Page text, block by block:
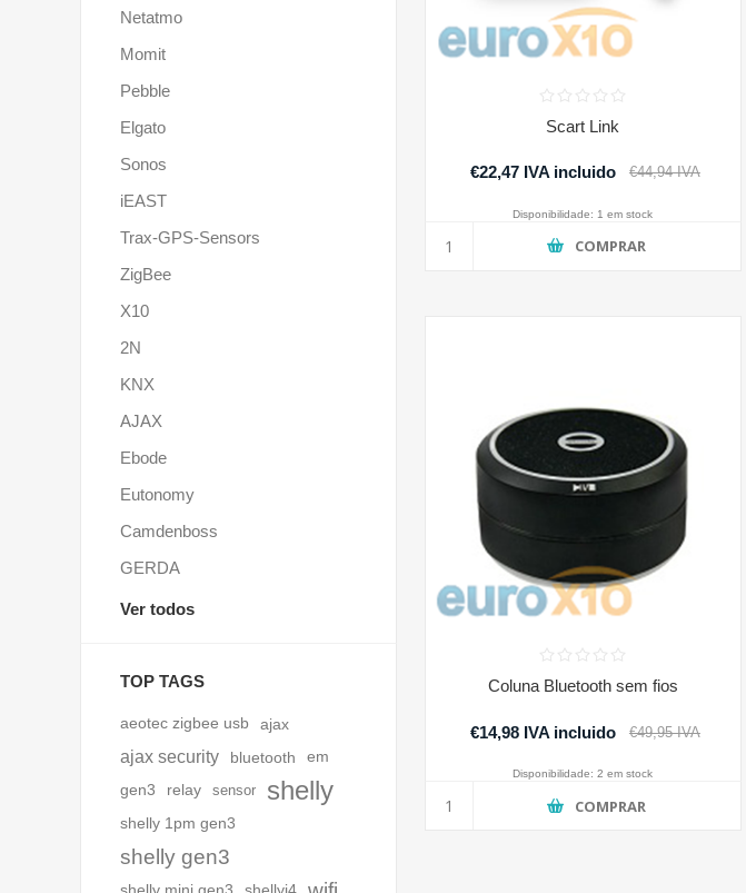
Scart Link
€22,47 IVA incluido
€44,94 IVA
COMPRAR
Disponibilidade: 1 em stock
Coluna Bluetooth sem fios
€14,98 IVA incluido
€49,95 IVA
COMPRAR
Disponibilidade: 2 em stock
Netatmo
Momit
Pebble
Elgato
Sonos
iEAST
Trax-GPS-Sensors
ZigBee
X10
2N
KNX
AJAX
Ebode
Eutonomy
Camdenboss
GERDA
Ver todos
TOP TAGS
aeotec zigbee usb ajax
ajax security bluetooth
em
gen3
relay sensor shelly
shelly 1pm gen3
shelly gen3